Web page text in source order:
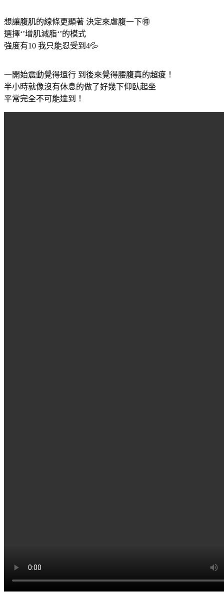
想讓腹肌的線條更顯著 決定來虐腹一下🉐️
選擇‘’增肌減脂‘’的模式
強度有10 我只能忍受到4💦
一開始震動覺得還行 到後來覺得腰腹真的超痠！
半小時就像沒有休息的做了好幾下仰臥起坐
平常完全不可能達到！